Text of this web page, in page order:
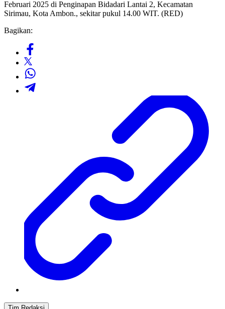
Februari 2025 di Penginapan Bidadari Lantai 2, Kecamatan
Sirimau, Kota Ambon., sekitar pukul 14.00 WIT. (RED)
Bagikan: